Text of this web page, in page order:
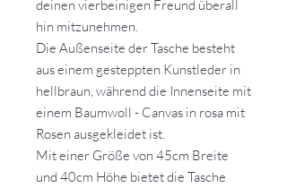
deinen vierbeinigen Freund überall
hin mitzunehmen.
Die Außenseite der Tasche besteht
aus einem gesteppten Kunstleder in
hellbraun, während die Innenseite mit
einem Baumwoll - Canvas in rosa mit
Rosen ausgekleidet ist.
Mit einer Größe von 45cm Breite
und 40cm Höhe bietet die Tasche